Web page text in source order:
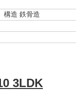
構造 鉄骨造
3LDK